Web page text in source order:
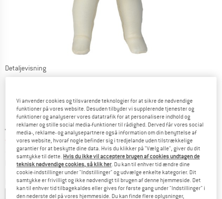
Detaljevisning
Original pris :
46,95€
Pris:
fra 37,56€ inkl. moms.
KR280,78
plus ForsendelsesomkostningerOplysninger om
Farve:Natur
Vi anvender cookies og tilsvarende teknologier for at sikre de nødvendige
funktioner på vores website. Desuden tilbyder vi supplerende tjenester og
funktioner og analyserer vores datatrafik for at personalisere indhold og
reklamer og stille social media-funktioner til rådighed. Derved får vores social
media-, reklame- og analysepartnere også information om din benyttelse af
vores website, hvoraf nogle befinder sig i tredjelande uden tilstrækkelige
garantier for at beskytte dine data. Hvis du klikker på "Vælg alle", giver du dit
samtykke til dette. Hvis du ikke vil acceptere brugen af cookies undtagen de
teknisk nødvendige cookies, så klik her. Du kan til enhver tid ændre dine
cookie-indstillinger under "Indstillinger" og udvælge enkelte kategorier. Dit
samtykke er frivilligt og ikke nødvendigt til brugen af denne hjemmeside. Det
kan til enhver tid tilbagekaldes eller gives for første gang under "Indstillinger" i
den nederste del på vores hjemmeside. Du kan finde flere oplysninger,